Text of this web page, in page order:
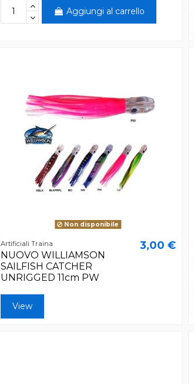
Aggiungi al carrello
Non disponibile
Artificiali Traina
NUOVO WILLIAMSON
SAILFISH CATCHER
UNRIGGED 11cm PW
3,00 €
View